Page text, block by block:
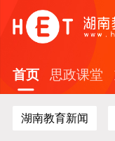
首页 思政课堂
湖南教育新闻
省广电局赴节
关于在全省中
“这礼是长沙
探索“校媒融合”新路径 湖南教